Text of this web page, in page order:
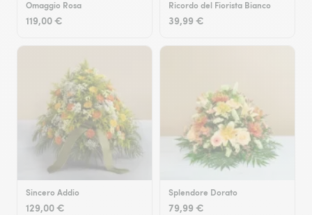
Omaggio Rosa
119,00 €
Ricordo del Fiorista Bianco
39,99 €
Sincero Addio
129,00 €
Splendore Dorato
79,99 €